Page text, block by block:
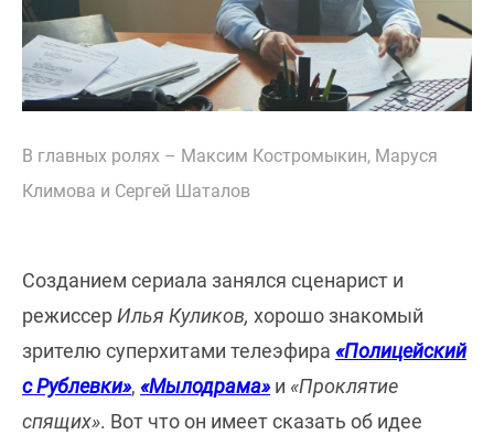
В главных ролях – Максим Костромыкин, Маруся
Климова и Сергей Шаталов
Созданием сериала занялся сценарист и
режиссерИлья Куликов, хорошо знакомый
зрителю суперхитами телеэфира «Полицейский
с Рублевки», «Мылодрама»и «Проклятие
спящих». Вот что он имеет сказать об идее